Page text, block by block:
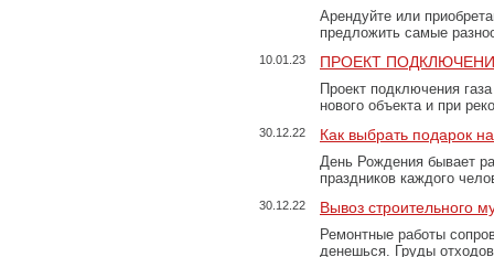
Арендуйте или
предложить самые
10.01.23 ПРОЕКТ
Проект подключения
нового объекта и при
30.12.22 Как выбрать подарок
День Рождения бывает
праздников каждого
30.12.22 Вывоз строительного
Ремонтные работы
денешься. Груды